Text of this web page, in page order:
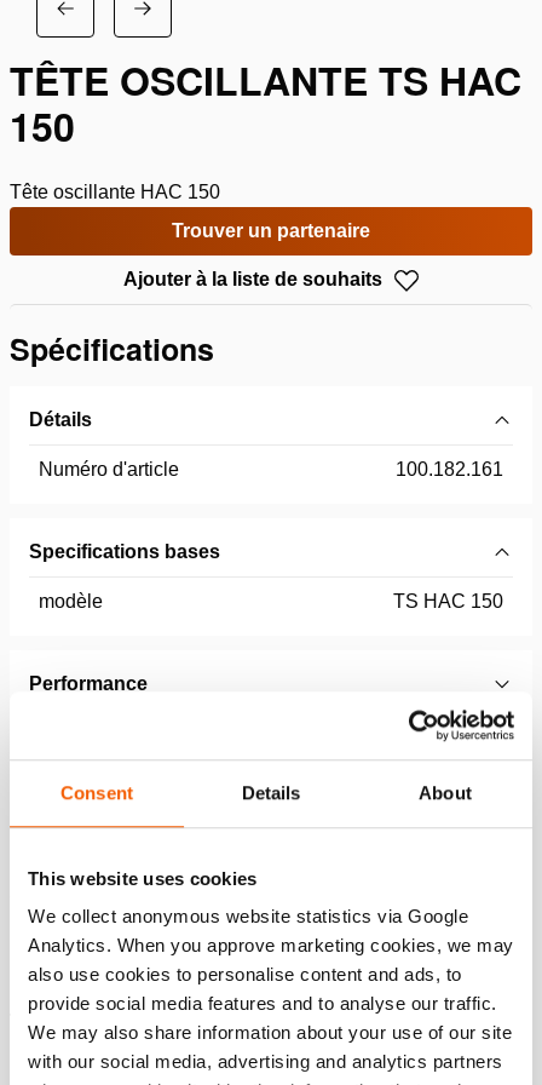
Consent Details About
This website uses cookies
We collect anonymous website statistics via Google
Analytics. When you approve marketing cookies, we may
also use cookies to personalise content and ads, to
provide social media features and to analyse our traffic.
We may also share information about your use of our site
with our social media, advertising and analytics partners
TÊTE OSCILLANTE TS HAC
150
Tête oscillante HAC 150
Trouver un partenaire
Ajouter à la liste de souhaits
Spécifications
Détails
Numéro d'article 100.182.161
Specifications bases
modèle TS HAC 150
Performance
Dimensions, poids et temperature
Caractéristiques
Pour charge suivant un angle maximal de 5°
Traité
Rainures antidérapantes